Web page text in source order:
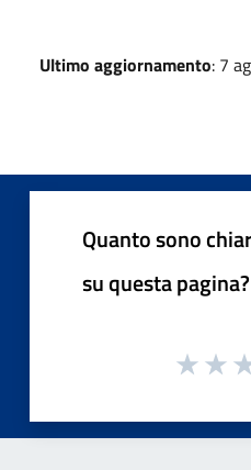
Ultimo aggiornamento: 7
Quanto sono
su questa pagina?